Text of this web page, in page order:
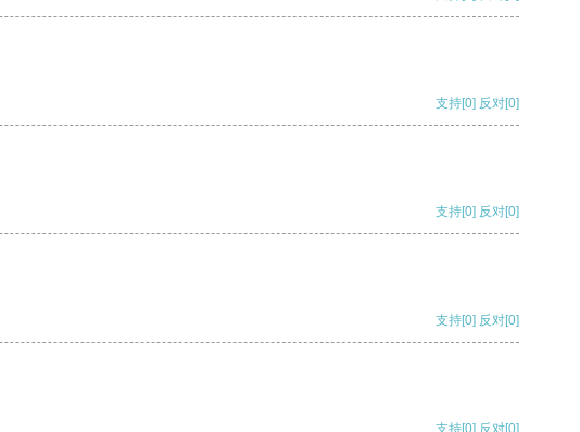
支持[0] 反对[0]
支持[0] 反对[0]
支持[0] 反对[0]
支持[0] 反对[0]